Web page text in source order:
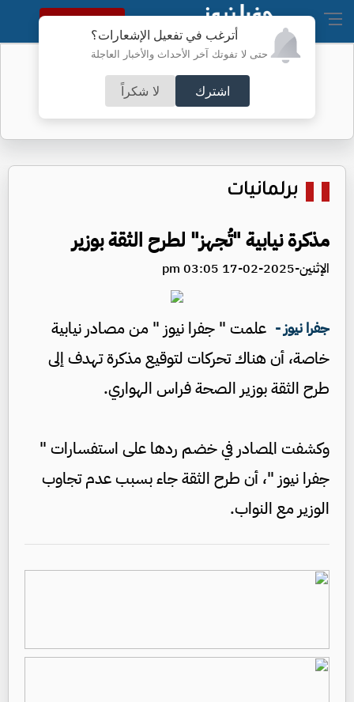
أترغب في تفعيل الإشعارات؟
حتى لا تفوتك آخر الأحداث والأخبار العاجلة
اشترك لا شكراً
النسخة الكاملة
برلمانيات
مذكرة نيابية "تُجهز" لطرح الثقة بوزير
الإثنين-2025-02-17 03:05 pm
جفرا نيوز - علمت " جفرا نيوز " من مصادر نيابية
خاصة، أن هناك تحركات لتوقيع مذكرة تهدف إلى
طرح الثقة بوزير الصحة فراس الهواري.
وكشفت المصادر في خضم ردها على استفسارات "
جفرا نيوز "، أن طرح الثقة جاء بسبب عدم تجاوب
الوزير مع النواب.